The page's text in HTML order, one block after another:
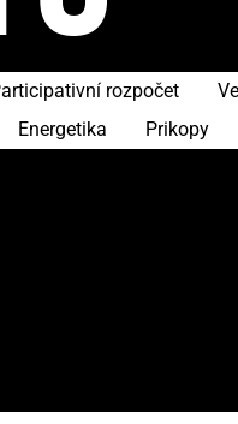
rozpočet
Energetika Prikopy